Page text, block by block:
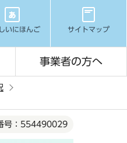
いにほんご サイトマップ
事業者の方へ
号：554490029